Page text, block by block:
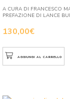
130,00€
A CURA DI FRANCESCO
PREFAZIONE DI LANCE
AGGIUNGI AL CARRELLO